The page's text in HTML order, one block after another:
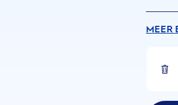
MEER